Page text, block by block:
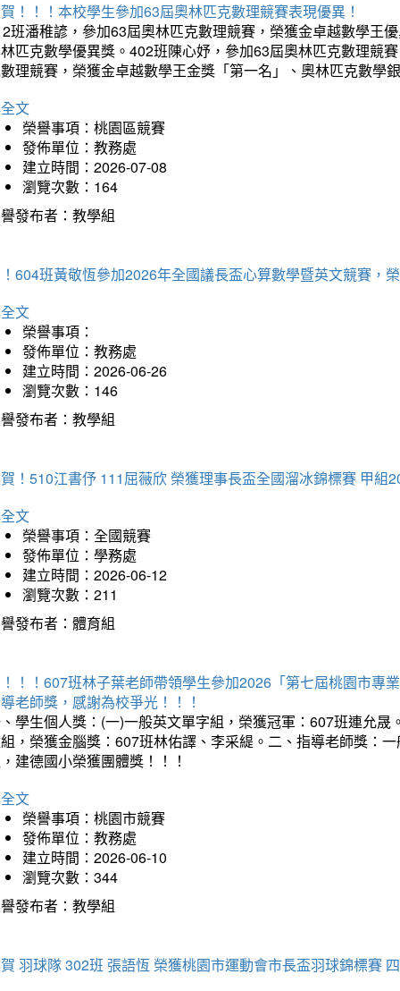
！！！本校學生參加63屆奧林匹克數理競賽表現優異！
班潘稚諺，參加63屆奧林匹克數理競賽，榮獲金卓越數學王
匹克數學優異獎。402班陳心妤，參加63屆奧林匹克數理競
理競賽，榮獲金卓越數學王金獎「第一名」、奧林匹克數學
文
榮譽事項：桃園區競賽
發佈單位：教務處
建立時間：2026-07-08
瀏覽次數：164
發布者：教學組
604班黃敬恆參加2026年全國議長盃心算數學暨英文競賽，
文
榮譽事項：
發佈單位：教務處
建立時間：2026-06-26
瀏覽次數：146
發布者：教學組
！510江書伃 111屈薇欣 榮獲理事長盃全國溜冰錦標賽 甲組
文
榮譽事項：全國競賽
發佈單位：學務處
建立時間：2026-06-12
瀏覽次數：211
發布者：體育組
！！607班林子葉老師帶領學生參加2026「第七屆桃園市專
老師獎，感謝為校爭光！！！
學生個人獎：(一)一般英文單字組，榮獲冠軍：607班連允
，榮獲金腦獎：607班林佑譯、李采緹。二、指導老師獎：
建德國小榮獲團體獎！！！
文
榮譽事項：桃園市競賽
發佈單位：教務處
建立時間：2026-06-10
瀏覽次數：344
發布者：教學組
羽球隊 302班 張語恆 榮獲桃園市運動會市長盃羽球錦標賽